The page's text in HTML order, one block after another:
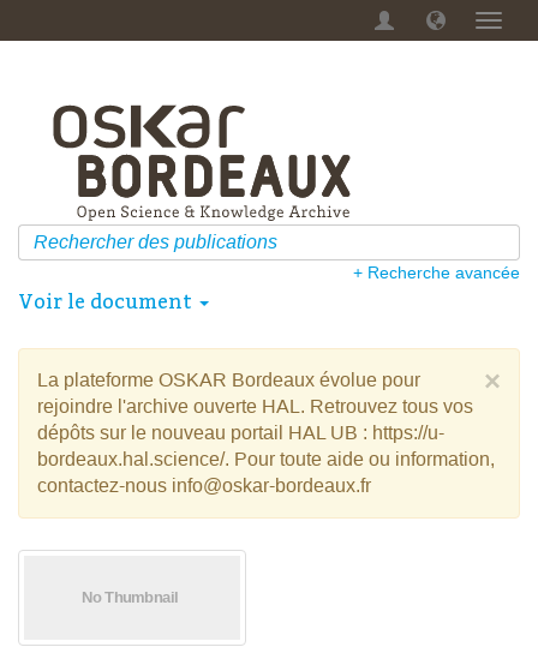
Menu
+ Recherche avancée
Voir le document
×
La plateforme OSKAR Bordeaux évolue pour
rejoindre l'archive ouverte HAL. Retrouvez tous vos
dépôts sur le nouveau portail HAL UB : https://u-
bordeaux.hal.science/. Pour toute aide ou information,
contactez-nous info@oskar-bordeaux.fr